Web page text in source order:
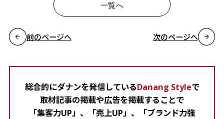
前のページへ
一覧へ
次のページへ
総合的にダナンを発信しているDanang Styleで
取材記事の掲載や広告を掲載することで
「集客力UP」、「売上UP」、「ブランド力強